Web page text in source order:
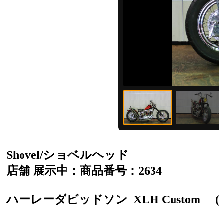
Shovel/ショベルヘッド
店舗 展示中：商品番号：2634
ハーレーダビッドソン XLH Custom (